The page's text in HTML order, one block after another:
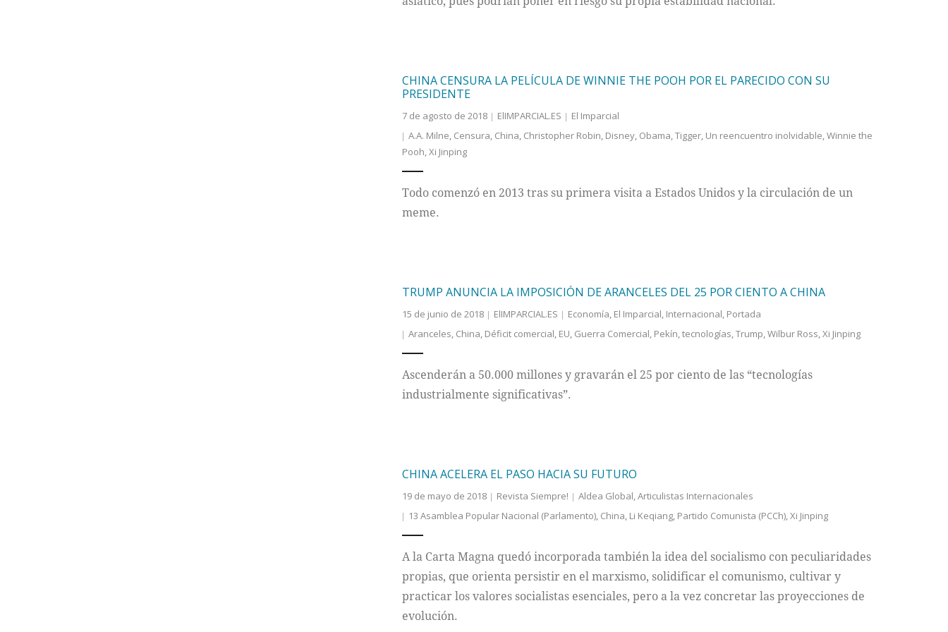
CHINA CENSURA LA PELÍCULA DE WINNIE THE POOH POR EL PARECIDO CON SU
PRESIDENTE
7 de agosto de 2018 ElIMPARCIAL.ES
El Imparcial
A.A. Milne, Censura, China, Christopher Robin, Disney, Obama,Tigger, Un reencuentro inolvidable,Winnie the
Pooh,Xi Jinping
Todo comenzó en 2013 tras su primera visita a Estados Unidos y la circulación de un
meme.
TRUMP ANUNCIA LA IMPOSICIÓN DE ARANCELES DEL 25 POR CIENTO A CHINA
15 de junio de 2018 ElIMPARCIAL.ES Economía, El Imparcial, Internacional, Portada
Aranceles, China, Déficit comercial, EU, Guerra Comercial, Pekín,tecnologías,Trump,Wilbur Ross,Xi Jinping
Ascenderán a 50.000 millones y gravarán el 25 por ciento de las “tecnologías
industrialmente significativas”.
CHINA ACELERA EL PASO HACIA SU FUTURO
19 de mayo de 2018 Revista Siempre! Aldea Global,Articulistas Internacionales
13 Asamblea Popular Nacional (Parlamento), China, Li Keqiang, Partido Comunista (PCCh),Xi Jinping
A la Carta Magna quedó incorporada también la idea del socialismo con peculiaridades
propias, que orienta persistir en el marxismo, solidificar el comunismo, cultivar y
practicar los valores socialistas esenciales, pero a la vez concretar las proyecciones de
evolución.